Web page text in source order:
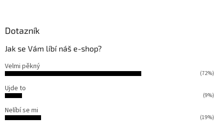
Dotazník
Jak se Vám líbí náš e-shop?
Velmi pěkný
(72%)
Ujde to
(9%)
Nelíbí se mi
(19%)